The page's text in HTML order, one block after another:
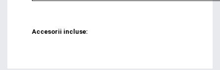
Accesorii incluse: